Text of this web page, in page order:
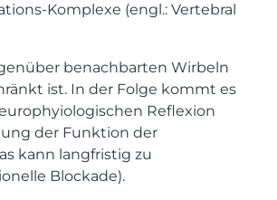
Komplexe (engl.: Vertebral
benachbarten Wirbeln
ist. In der Folge kommt es
Reflexion
der Funktion der
kann langfristig zu
Blockade).